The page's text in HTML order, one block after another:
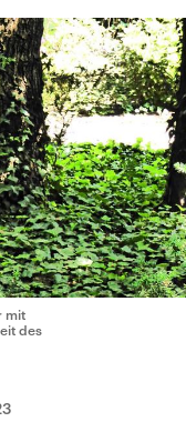
mit
des